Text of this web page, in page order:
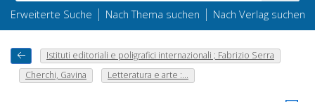
Erweiterte Suche | Nach Thema suchen | Nach Verlag suchen
Istituti editoriali e poligrafici internazionali ; Fabrizio Serra
Cherchi, Gavina
Letteratura e arte :...